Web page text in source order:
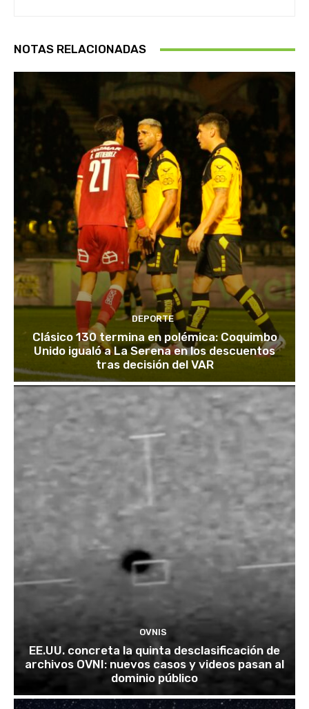
NOTAS RELACIONADAS
DEPORTE
Clásico 130 termina en polémica: Coquimbo
Unido igualó a La Serena en los descuentos
tras decisión del VAR
OVNIS
EE.UU. concreta la quinta desclasificación de
archivos OVNI: nuevos casos y videos pasan al
dominio público